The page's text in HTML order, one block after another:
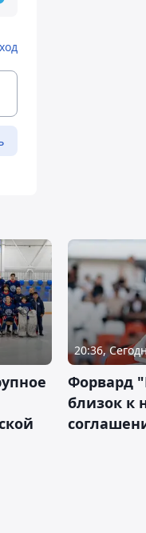
20:36,
Форвард
близок к